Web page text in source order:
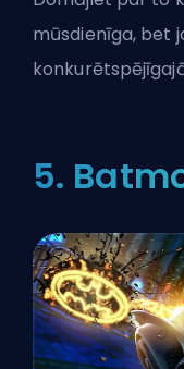
mūsdienīga, bet
5.